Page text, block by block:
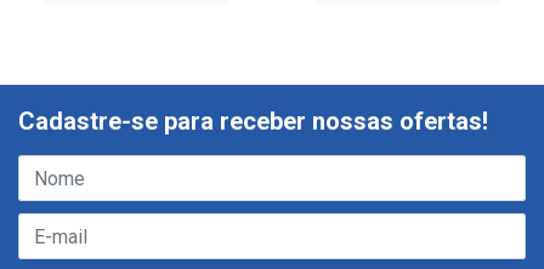
Cadastre-se para receber nossas ofertas!